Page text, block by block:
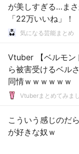
が美しすぎる…ま
「22万いいね」！
気になる芸能まとめ
Vtuber 【ベルモン
ら被害受けるベル
同情ｗｗｗｗｗｗ
Vtuberまとめてみま
こういう感じのだ
が好きな奴ｗ